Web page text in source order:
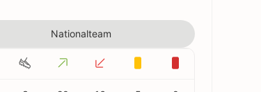
Nationalteam